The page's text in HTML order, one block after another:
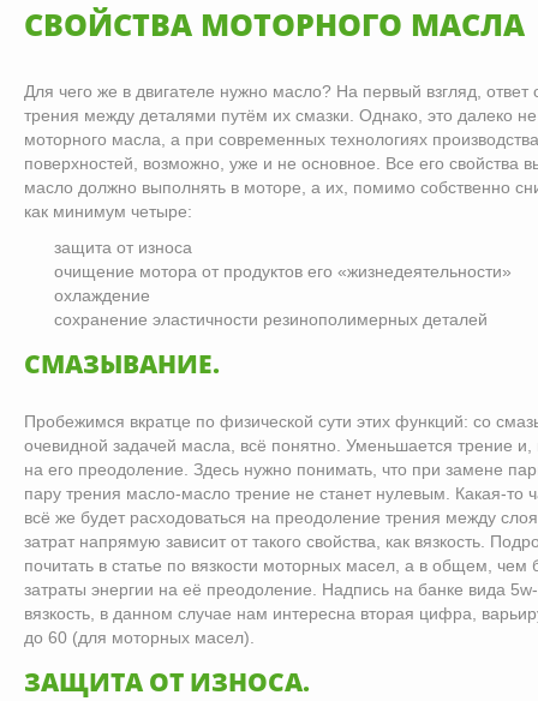
СВОЙСТВА МОТОРНОГО МАСЛА
Для чего же в двигателе нужно масло? На первый взгляд,
трения между деталями путём их смазки. Однако, это далеко
моторного масла, а при современных технологиях
поверхностей, возможно, уже и не основное. Все его свойства
масло должно выполнять в моторе, а их, помимо собственно
как минимум четыре:
защита от износа
очищение мотора от продуктов его «жизнедеятельности»
охлаждение
сохранение эластичности резинополимерных деталей
СМАЗЫВАНИЕ.
Пробежимся вкратце по физической сути этих функций: со
очевидной задачей масла, всё понятно. Уменьшается трение и,
на его преодоление. Здесь нужно понимать, что при замене
пару трения масло-масло трение не станет нулевым. Какая-то
всё же будет расходоваться на преодоление трения между
затрат напрямую зависит от такого свойства, как вязкость.
почитать в статье по вязкости моторных масел, а в общем, чем
затраты энергии на её преодоление. Надпись на банке вида
вязкость, в данном случае нам интересна вторая цифра,
до 60 (для моторных масел).
ЗАЩИТА ОТ ИЗНОСА.